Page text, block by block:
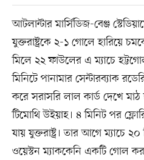
আটলান্টার মার্সিডিজ-বেঞ্জ
যুক্তরাষ্ট্রকে ২-১ গোলে হারিয়ে
মিলে ২২ ফাউলের এ ম্যাচে
মিনিটে পানামার সেন্টারব্যাক
করে সরাসরি লাল কার্ড দেখে মাঠ
টিমোথি উইয়াহ। ৪ মিনিট পর
যায় যুক্তরাষ্ট্র। তার আগে ম্যাচে ২০
ওয়েস্টন ম্যাককেনি একটি গোল